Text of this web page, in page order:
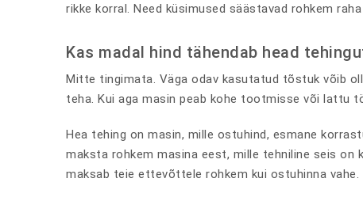
rikke korral. Need küsimused säästavad rohkem
Kas madal hind tähendab head
Mitte tingimata. Väga odav kasutatud tõstuk võib
teha. Kui aga masin peab kohe tootmisse või lattu
Hea tehing on masin, mille ostuhind, esmane
maksta rohkem masina eest, mille tehniline seis
maksab teie ettevõttele rohkem kui ostuhinna vahe.